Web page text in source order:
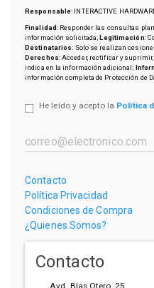
Responsable: INTERACTIVE
Finalidad: Responder las consultas
información solicitada;Legitimación:
Destinatarios: Solo se realizan
Derechos: Acceder, rectificar y
indica en la información adicional;
información completa de Protección de
He leído y acepto la Política
Contacto
Política Privacidad
Condiciones de Compra
¿Quienes Somos?
Contacto